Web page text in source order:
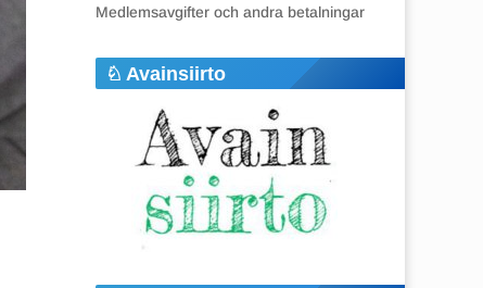
Medlemsavgifter och andra betalningar
Avainsiirto